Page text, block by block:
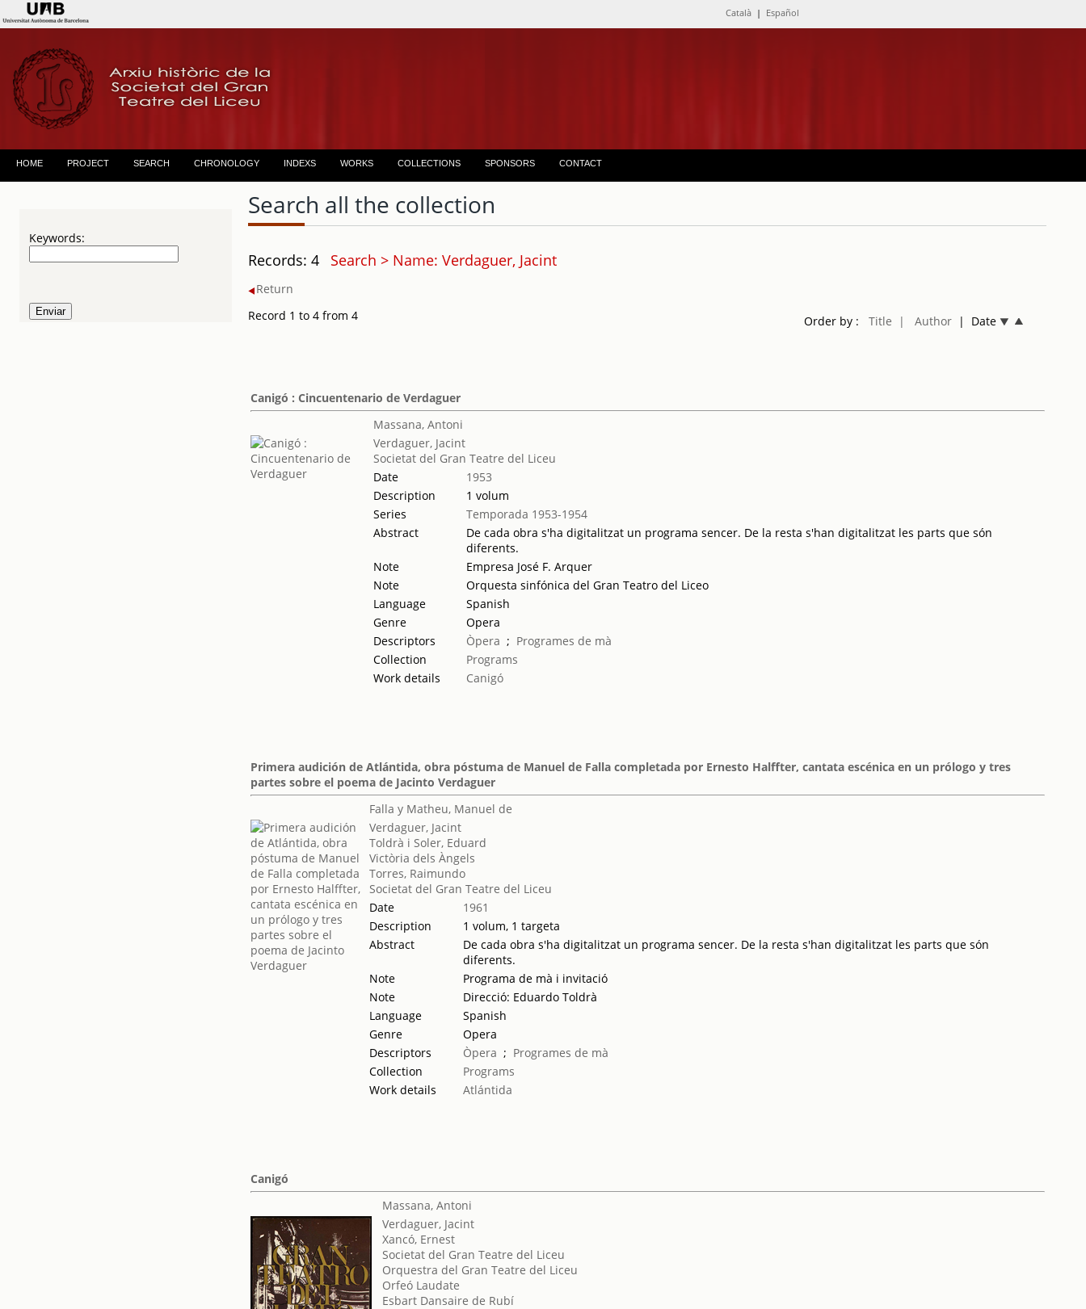
Català | Español
HOME PROJECT SEARCH CHRONOLOGY INDEXS WORKS COLLECTIONS SPONSORS CONTACT
Keywords:
Search all the collection
Records: 4 Search > Name: Verdaguer, Jacint
Return
Record 1 to 4 from 4
Order by : Title | Author| Date
Canigó : Cincuentenario de Verdaguer
Massana, Antoni
Verdaguer, Jacint
Societat del Gran Teatre del Liceu
Date
1953
Description
1 volum
Series
Temporada 1953-1954
Abstract
De cada obra s'ha digitalitzat un programa sencer. De la resta s'han digitalitzat les parts que són
diferents.
Note
Empresa José F. Arquer
Note
Orquesta sinfónica del Gran Teatro del Liceo
Language
Spanish
Genre
Opera
Descriptors
Òpera ; Programes de mà
Collection
Programs
Work details
Canigó
Primera audición de Atlántida, obra póstuma de Manuel de Falla completada por Ernesto Halffter, cantata escénica en un prólogo y tres
partes sobre el poema de Jacinto Verdaguer
Falla y Matheu, Manuel de
Verdaguer, Jacint
Toldrà i Soler, Eduard
Victòria dels Àngels
Torres, Raimundo
Societat del Gran Teatre del Liceu
Date
1961
Description
1 volum, 1 targeta
Abstract
De cada obra s'ha digitalitzat un programa sencer. De la resta s'han digitalitzat les parts que són
diferents.
Note
Programa de mà i invitació
Note
Direcció: Eduardo Toldrà
Language
Spanish
Genre
Opera
Descriptors
Òpera ; Programes de mà
Collection
Programs
Work details
Atlántida
Canigó
Massana, Antoni
Verdaguer, Jacint
Xancó, Ernest
Societat del Gran Teatre del Liceu
Orquestra del Gran Teatre del Liceu
Orfeó Laudate
Esbart Dansaire de Rubí